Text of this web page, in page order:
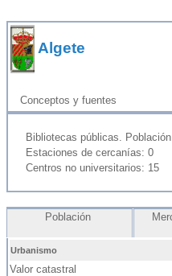
Algete
Conceptos y fuentes
Bibliotecas públicas.
Estaciones de cercanías: 0
Centros no universitarios: 15
Población
Urbanismo
Valor catastral